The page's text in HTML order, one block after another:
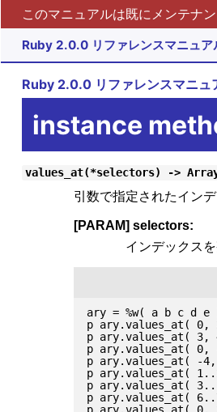
このマニュアルは既にメンテナ
Ruby 2.0.0 リファレンスマニュア
Ruby 2.0.0 リファレンスマニュ
instance
values_at(*selectors) ->
引数で指定されたイン
[PARAM] selectors:
インデックス
ary = %w( a b c d e
p ary.values_at(
p ary.values_at(
p ary.values_at(
p ary.values_at(
p ary.values_at(
p
p ary.values_at(